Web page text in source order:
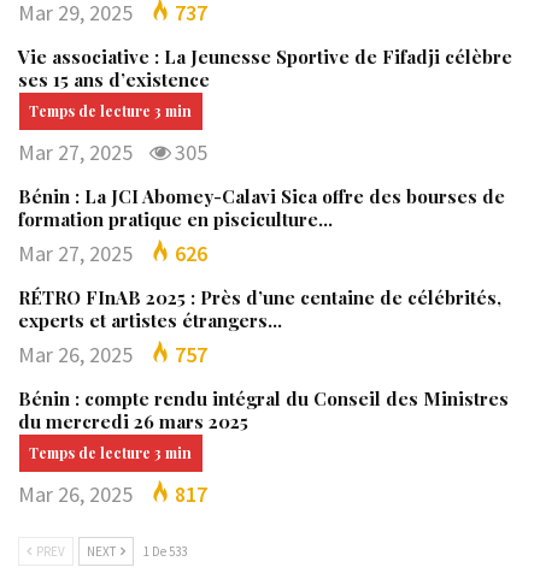
Mar 29, 2025 737
Vie associative : La Jeunesse Sportive de Fifadji célèbre
ses 15 ans d’existence
Mar 27, 2025 305
Bénin : La JCI Abomey-Calavi Sica offre des bourses de
formation pratique en pisciculture…
Mar 27, 2025 626
RÉTRO FInAB 2025 : Près d’une centaine de célébrités,
experts et artistes étrangers…
Mar 26, 2025 757
Bénin : compte rendu intégral du Conseil des Ministres
du mercredi 26 mars 2025
Mar 26, 2025 817
PREV NEXT 1 De 533